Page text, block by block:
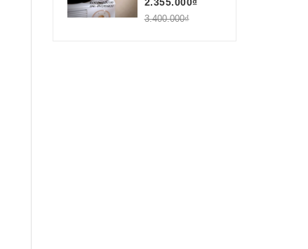
3.400.000₫